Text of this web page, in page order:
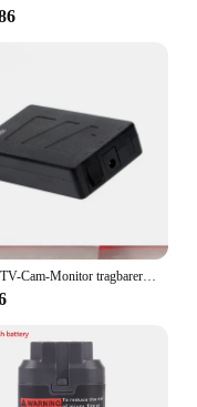
Für CCTV-Cam-Monitor tragbarer wiederauf ladbarer Lithium-Ionen-Akku mit Super kapazität DC 12V 6800mAh EU/US-Stecker